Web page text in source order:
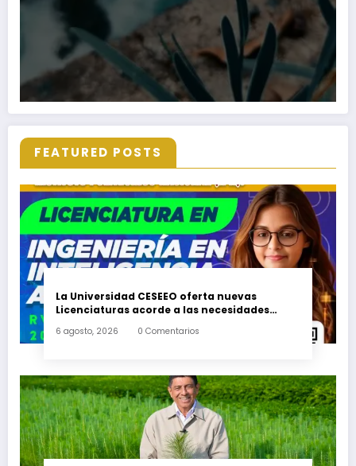
FEATURED POSTS
La Universidad CESEEO oferta nuevas
Licenciaturas acorde a las necesidades
nivel medio superior
6 agosto, 2026 0 Comentarios